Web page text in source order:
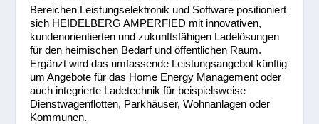
Bereichen Leistungselektronik und Software positioniert
sich HEIDELBERG AMPERFIED mit innovativen,
kundenorientierten und zukunftsfähigen Ladelösungen
für den heimischen Bedarf und öffentlichen Raum.
Ergänzt wird das umfassende Leistungsangebot künftig
um Angebote für das Home Energy Management oder
auch integrierte Ladetechnik für beispielsweise
Dienstwagenflotten, Parkhäuser, Wohnanlagen oder
Kommunen.